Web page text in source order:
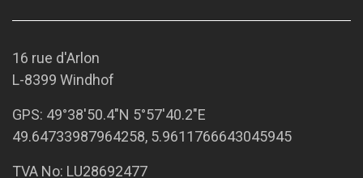
16 rue d'Arlon
L-8399 Windhof
GPS: 49°38'50.4"N 5°57'40.2"E
49.64733987964258, 5.9611766643045945
TVA No: LU28692477